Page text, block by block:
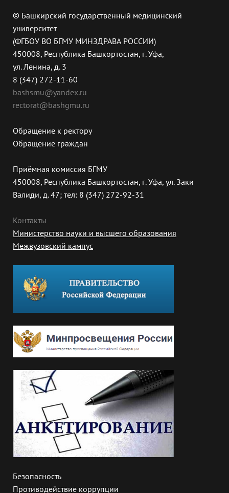
© Башкирский государственный медицинский
университет
(ФГБОУ ВО БГМУ МИНЗДРАВА РОССИИ)
450008, Республика Башкортостан, г. Уфа,
ул. Ленина, д. 3
8 (347) 272-11-60
bashsmu@yandex.ru
rectorat@bashgmu.ru
Обращение к ректору
Обращение граждан
Приёмная комиссия БГМУ
450008, Республика Башкортостан, г. Уфа, ул. Заки
Валиди, д. 47; тел: 8 (347) 272-92-31
Контакты
Министерство науки и высшего образования
Межвузовский кампус
Безопасность
Противодействие коррупции